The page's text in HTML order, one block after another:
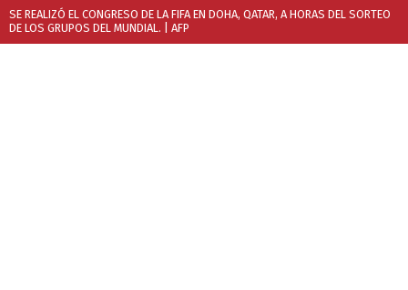
SE REALIZÓ EL CONGRESO DE LA FIFA EN DOHA, QATAR, A HORAS DEL SORTEO
DE LOS GRUPOS DEL MUNDIAL.
| AFP